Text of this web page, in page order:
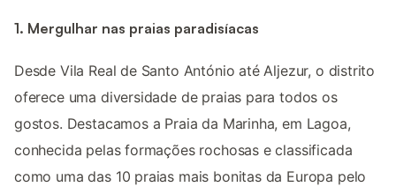
1. Mergulhar nas praias paradisíacas
Desde Vila Real de Santo António até Aljezur, o distrito
oferece uma diversidade de praias para todos os
gostos. Destacamos a Praia da Marinha, em Lagoa,
conhecida pelas formações rochosas e classificada
como uma das 10 praias mais bonitas da Europa pelo